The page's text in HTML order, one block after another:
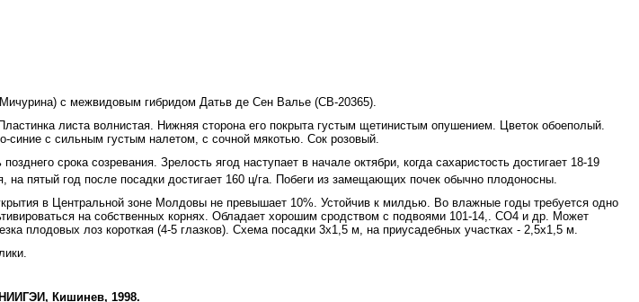
с межвидовым гибридом Датьв де Сен Валье (СВ-20365).
листа волнистая. Нижняя сторона его покрыта густым щетинистым опушением. Цветок обоеполый.
синие с сильным густым налетом, с сочной мякотью. Сок розовый.
срока созревания. Зрелость ягод наступает в начале октябри, когда сахаристость достигает 18-19
на пятый год после посадки достигает 160 ц/га. Побеги из замещающих по­чек обычно плодоносны.
в Центральной зоне Молдовы не превышает 10%. Устойчив к милдью. Во влажные годы требуется одно
на собственных корнях. Обладает хорошим сродством с подвоями 101-14,. СО4 и др. Может
плодовых лоз короткая (4-5 глазков). Схема посадки 3x1,5 м, на приусадебных участках - 2,5x1,5 м.
Кишинев, 1998.